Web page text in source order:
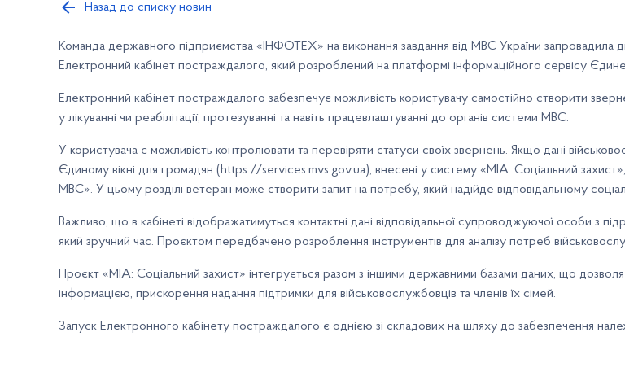
Назад до списку новин
Команда державного підприємства «ІНФОТЕХ» на виконання завдання від МВС України запровадила
Електронний кабінет постраждалого, який розроблений на платформі інформаційного сервісу
Електронний кабінет постраждалого забезпечує можливість користувачу самостійно створити
у лікуванні чи реабілітації, протезуванні та навіть працевлаштуванні до органів системи МВС.
У користувача є можливість контролювати та перевіряти статуси своїх звернень. Якщо дані
Єдиному вікні для громадян (https://services.mvs.gov.ua), внесені у систему «МІА: Соціальний
МВС». У цьому розділі ветеран може створити запит на потребу, який надійде відповідальному
Важливо, що в кабінеті відображатимуться контактні дані відповідальної супроводжуючої особи з
який зручний час. Проєктом передбачено розроблення інструментів для аналізу потреб
Проєкт «МІА: Соціальний захист» інтегрується разом з іншими державними базами даних, що
інформацією, прискорення надання підтримки для військовослужбовців та членів їх сімей.
Запуск Електронного кабінету постраждалого є однією зі складових на шляху до забезпечення